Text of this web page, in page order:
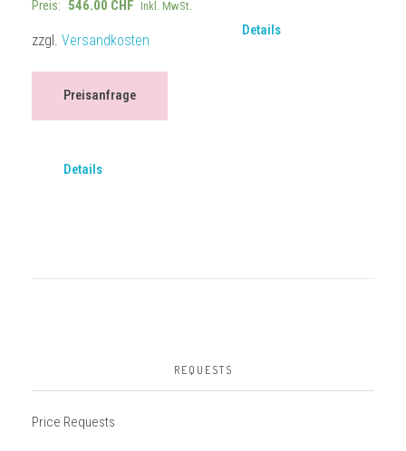
Preis: 546.00 CHF Inkl. MwSt.
zzgl. Versandkosten
Preisanfrage
Details
Details
REQUESTS
Price Requests